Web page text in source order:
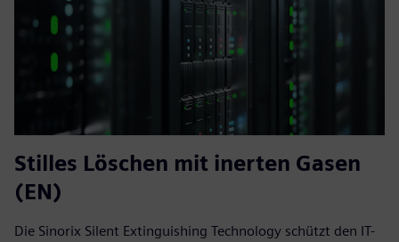
Stilles Löschen mit inerten Gasen
(EN)
Die Sinorix Silent Extinguishing Technology schützt den IT-